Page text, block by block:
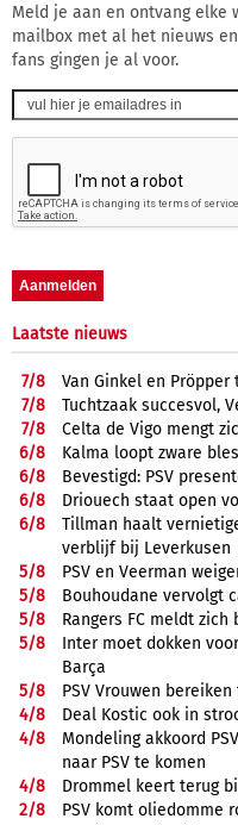
Meld je aan en ontvang elke
mailbox met al het nieuws
fans gingen je al voor.
Laatste nieuws
7/8
Van Ginkel en Pröpper
7/8
Tuchtzaak succesvol,
7/8
Celta de Vigo mengt
6/8
Kalma loopt zware
6/8
Bevestigd: PSV
6/8
Driouech staat open
6/8
Tillman haalt
verblijf bij Leverkusen
5/8
PSV en Veerman
5/8
Bouhoudane vervolgt
5/8
Rangers FC meldt zich
5/8
Inter moet dokken
Barça
5/8
PSV Vrouwen
4/8
Deal Kostic ook in
4/8
Mondeling akkoord
naar PSV te komen
4/8
Drommel keert terug
2/8
PSV komt oliedomme